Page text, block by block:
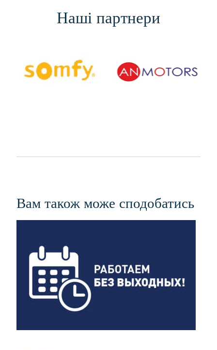
Наші партнери
Вам також може сподобатись